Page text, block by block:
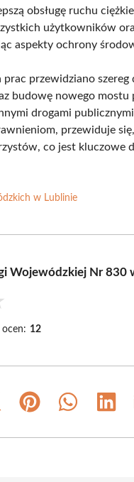
obsługę ruchu
użytkowników
aspekty ochrony
przewidziano
budowę nowego
drogami
przewiduje
co jest
w Lublinie
Wojewódzkiej Nr 830
ocen: 12
Share
Share
Share